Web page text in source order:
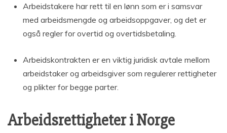
Arbeidstakere har rett til en lønn som er i samsvar
med arbeidsmengde og arbeidsoppgaver, og det er
også regler for overtid og overtidsbetaling.
Arbeidskontrakten er en viktig juridisk avtale mellom
arbeidstaker og arbeidsgiver som regulerer rettigheter
og plikter for begge parter.
Arbeidsrettigheter i Norge